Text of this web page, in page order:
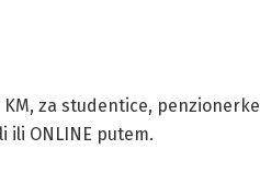
za studentice, penzionerke
ili ONLINE putem.